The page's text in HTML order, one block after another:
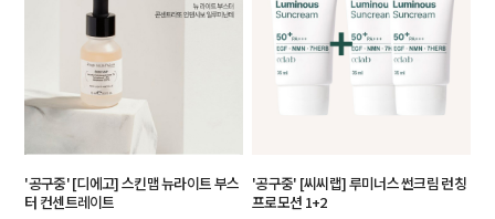
'공구중' [디에고] 스킨맵 뉴라이트 부스
터 컨센트레이트
'공구중' [씨씨랩] 루미너스 썬크림 런칭
프로모션 1+2